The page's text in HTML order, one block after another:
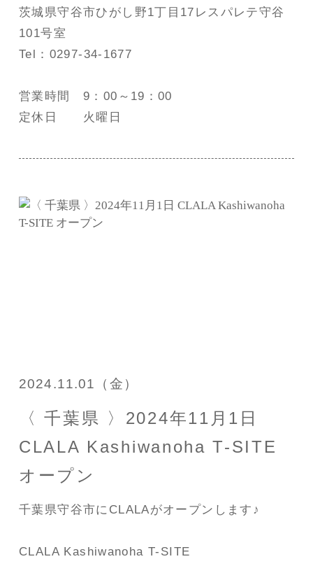
茨城県守谷市ひがし野1丁目17レスパレテ守谷
101号室
Tel：0297-34-1677
営業時間 9：00～19：00
定休日 火曜日
2024.11.01（金）
〈 千葉県 〉2024年11月1日
CLALA Kashiwanoha T-SITE
オープン
千葉県守谷市にCLALAがオープンします♪
CLALA Kashiwanoha T-SITE